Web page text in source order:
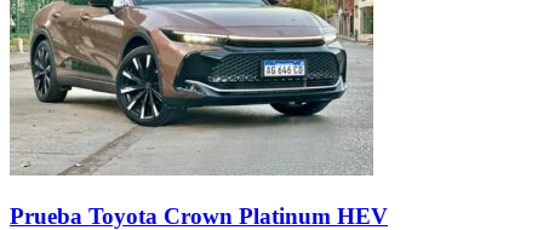
Prueba Toyota Crown Platinum HEV